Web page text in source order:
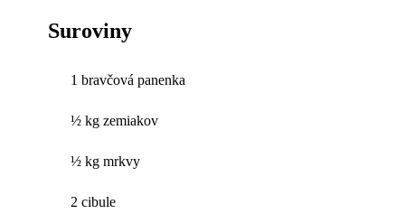
Suroviny
1 bravčová panenka
½ kg zemiakov
½ kg mrkvy
2 cibule